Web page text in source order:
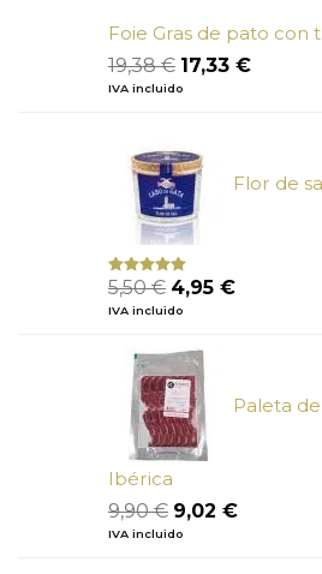
Foie Gras de pato con
19,38€ El
precio
19,38 €.
17,33 €El
IVA incluido
Flor de
Valorado
con
de
5
5,50€ El
precio
era:
5,50 €.
4,95 €El
IVA incluido
Paleta
Ibérica
9,90€ El
precio
9,02 €El
IVA incluido